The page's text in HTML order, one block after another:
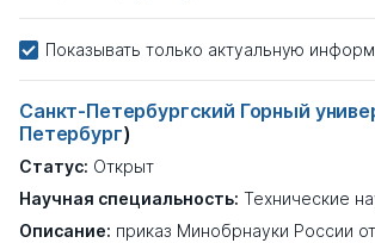
Показывать только актуальную
Санкт-Петербургский Горный
Петербург)
Статус: Открыт
Научная специальность: Технические
Описание: приказ Минобрнауки России